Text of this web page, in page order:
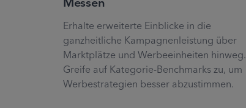
Erhalte erweiterte Einblicke in die
ganzheitliche Kampagnenleistung über
Marktplätze und Werbeeinheiten hinweg.
Greife auf Kategorie-Benchmarks zu, um
Werbestrategien besser abzustimmen.